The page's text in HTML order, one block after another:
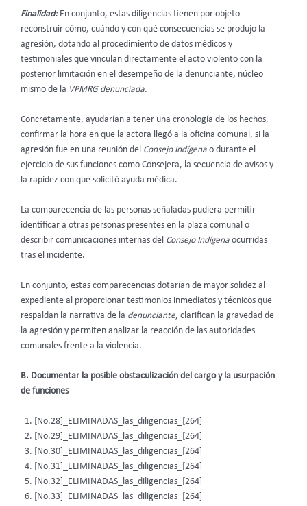
Finalidad: En conjunto, estas diligencias tienen por objeto
reconstruir cómo, cuándo y con qué consecuencias se produjo la
agresión, dotando al procedimiento de datos médicos y
testimoniales que vinculan directamente el acto violento con la
posterior limitación en el desempeño de la denunciante, núcleo
mismo de la VPMRG denunciada.
Concretamente, ayudarían a tener una cronología de los hechos,
confirmar la hora en que la actora llegó a la oficina comunal, si la
agresión fue en una reunión del Consejo Indígena o durante el
ejercicio de sus funciones como Consejera, la secuencia de avisos y
la rapidez con que solicitó ayuda médica.
La comparecencia de las personas señaladas pudiera permitir
identificar a otras personas presentes en la plaza comunal o
describir comunicaciones internas del Consejo Indígena ocurridas
tras el incidente.
En conjunto, estas comparecencias dotarían de mayor solidez al
expediente al proporcionar testimonios inmediatos y técnicos que
respaldan la narrativa de la denunciante, clarifican la gravedad de
la agresión y permiten analizar la reacción de las autoridades
comunales frente a la violencia.
B. Documentar la posible obstaculización del cargo y la usurpación
de funciones
[No.28]_ELIMINADAS_las_diligencias_[264]
[No.29]_ELIMINADAS_las_diligencias_[264]
[No.30]_ELIMINADAS_las_diligencias_[264]
[No.31]_ELIMINADAS_las_diligencias_[264]
[No.32]_ELIMINADAS_las_diligencias_[264]
[No.33]_ELIMINADAS_las_diligencias_[264]